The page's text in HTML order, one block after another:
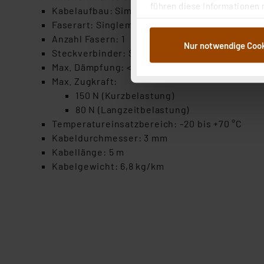
führen diese Informationen
Weiterverarbeitung für die
Abs.1a DSG-VO) zu. Eine
ganz oder teilweise
anpassen oder widerrufen.
Auswertung und Analyse
„Einige Drittanbieter
Nur notwendige
Kabelaufbau: Simplex
Faserart: Singlemode 9/125 µm (OS2)
Anzahl Fasern: 1
Steckverbinder: SC auf SC
Max. Dämpfung: <0,4 dB (Vollspektrum)
Max. Zugkraft:
150 N (Kurzbelastung)
80 N (Langzeitbelastung)
Temperatureinsatzbereich: -20 bis +70 °C
Kabeldurchmesser: 3 mm
Kabellänge: 5 m
Kabelgewicht: 6,8 kg/km